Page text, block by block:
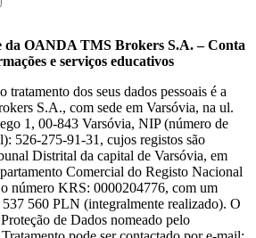
da OANDA TMS Brokers S.A. – Conta
e serviços educativos
tratamento dos seus dados pessoais é a
S.A., com sede em Varsóvia, na ul.
1, 00-843 Varsóvia, NIP (número de
526-275-91-31, cujos registos são
Distrital da capital de Varsóvia, em
Comercial do Registo Nacional
o número KRS: 0000204776, com um
560 PLN (integralmente realizado). O
de Dados nomeado pelo